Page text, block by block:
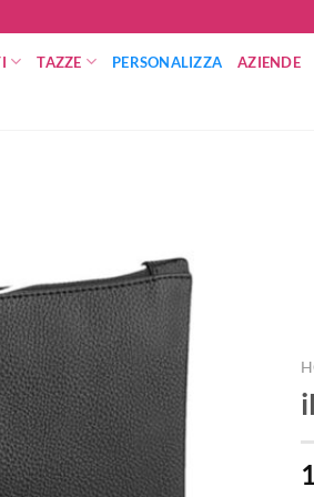
TAZZE PERSONALIZZA AZIENDE